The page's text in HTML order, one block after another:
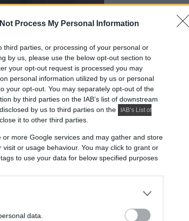
Process My Personal Information
parties, or processing of your personal or
by us, please use the below opt-out section to
your opt-out request is processed you may
personal information utilized by us or personal
your opt-out. You may separately opt-out of the
by third parties on the IAB’s list of downstream
by us to third parties on the
IAB’s List of
it to other third parties.
more Google services and may gather and store
or usage behaviour. You may click to grant or
to use your data for below specified purposes
data.
lakás
volt a cél, ahol a
angol bútorok,
a lakberendezési
ránézni.
és tágas hatást kelt. A
csak lehet – egy
az előszobáról